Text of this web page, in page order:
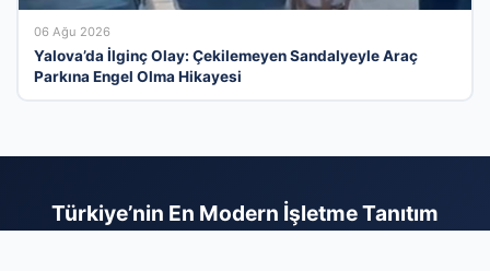
06 Ağu 2026
Yalova’da İlginç Olay: Çekilemeyen Sandalyeyle Araç
Parkına Engel Olma Hikayesi
Türkiye’nin En Modern İşletme Tanıtım
Platformu